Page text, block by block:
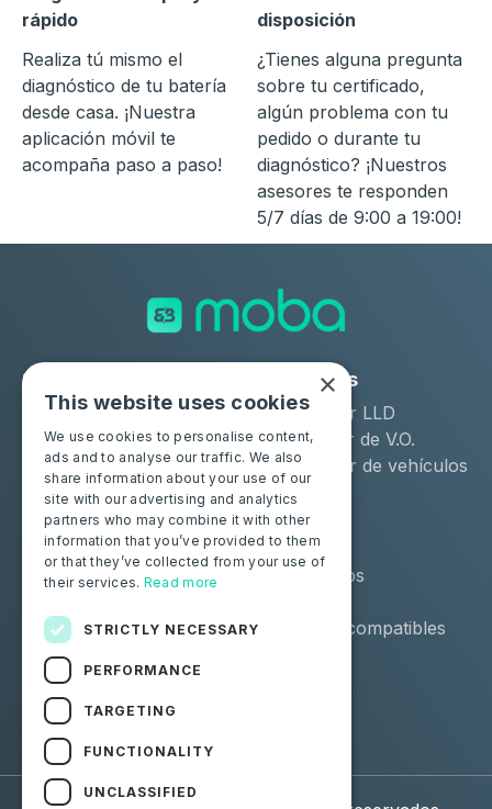
rápido
Realiza tú mismo el
diagnóstico de tu batería
desde casa. ¡Nuestra
aplicación móvil te
acompaña paso a paso!
disposición
¿Tienes alguna pregunta
sobre tu certificado,
algún problema con tu
pedido o durante tu
diagnóstico? ¡Nuestros
asesores te responden
5/7 días de 9:00 a 19:00!
Soluciones
Moba Certify Pro
Tienda
Industrias
Arrendador LLD
Distribuidor de V.O.
Remarketer de vehículos
de ocasión
Particulares
Certifique su batería
Recursos
Contáctenos
Vehículos compatibles
Síguenos
Facebook
Linkedin
×
This website uses cookies
We use cookies to personalise content,
ads and to analyse our traffic. We also
share information about your use of our
site with our advertising and analytics
partners who may combine it with other
information that you’ve provided to them
or that they’ve collected from your use of
their services. Read more
STRICTLY NECESSARY
PERFORMANCE
TARGETING
FUNCTIONALITY
UNCLASSIFIED